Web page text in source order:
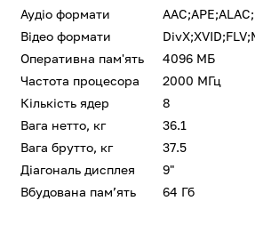
Аудіо формати
Відео формати
Оперативна пам'ять
4096 МБ
Частота процесора
2000 МГц
Кількість ядер
8
Вага нетто, кг
36.1
Вага брутто, кг
37.5
Діагональ дисплея
9"
Вбудована памʼять
64 Гб